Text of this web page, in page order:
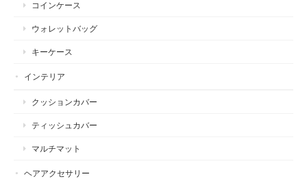
コインケース
ウォレットバッグ
キーケース
インテリア
クッションカバー
ティッシュカバー
マルチマット
ヘアアクセサリー